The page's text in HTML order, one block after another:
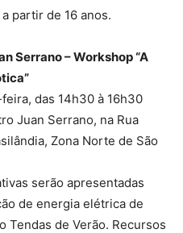
partir de 16 anos.
Serrano –Workshop “A
das 14h30 à 16h30
Juan Serrano, na Rua
Zona Norte de São
serão apresentadas
de energia elétrica de
Tendas de Verão. Recursos